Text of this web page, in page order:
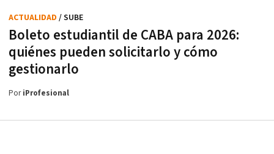
Boleto estudiantil de CABA para 2026:
quiénes pueden solicitarlo y cómo
gestionarlo
ACTUALIDAD / SUBE
PoriProfesional